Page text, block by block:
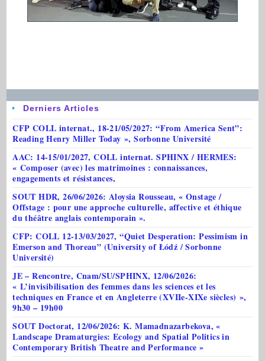
Derniers Articles
CFP COLL internat., 18-21/05/2027: “From America Sent”:
Reading Henry Miller Today », Sorbonne Université
AAC: 14-15/01/2027, COLL internat. SPHINX / HERMES:
« Composer (avec) les matrimoines : connaissances,
engagements et résistances,
SOUT HDR, 26/06/2026: Aloysia Rousseau, « Onstage /
Offstage : pour une approche culturelle, affective et éthique
du théâtre anglais contemporain ».
CFP: COLL 12-13/03/2027, “Quiet Desperation: Pessimism in
Emerson and Thoreau” (University of Łódź / Sorbonne
Université)
JE – Rencontre, Cnam/SU/SPHINX, 12/06/2026:
« L’invisibilisation des femmes dans les sciences et les
techniques en France et en Angleterre (XVIIe-XIXe siècles) »,
9h30 – 19h00
SOUT Doctorat, 12/06/2026: K. Mamadnazarbekova, «
Landscape Dramaturgies: Ecology and Spatial Politics in
Contemporary British Theatre and Performance »